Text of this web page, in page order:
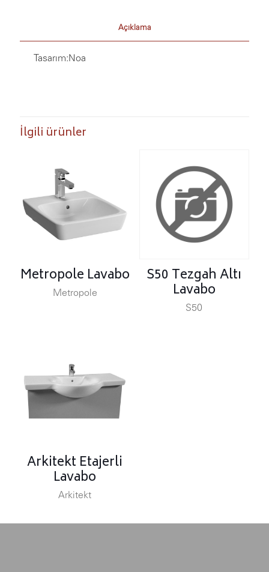
Açıklama
Tasarım:Noa
İlgili ürünler
Metropole Lavabo
Metropole
S50 Tezgah Altı
Lavabo
S50
Arkitekt Etajerli
Lavabo
Arkitekt